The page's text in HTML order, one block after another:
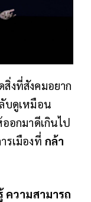
งที่สังคมอยาก
บดูเหมือน
อกมาดีเกินไป
รเมืองที่ กล้า
ความสามารถ